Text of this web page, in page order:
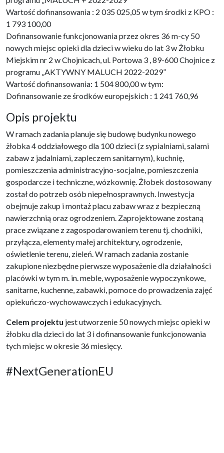
Wartość dofinansowania : 2 035 025,05 w tym środki z KPO :
1 793 100,00
Dofinansowanie funkcjonowania przez okres 36 m-cy 50
nowych miejsc opieki dla dzieci w wieku do lat 3 w Żłobku
Miejskim nr 2 w Chojnicach, ul. Portowa 3 , 89-600 Chojnice z
programu „AKTYWNY MALUCH 2022-2029”
Wartość dofinansowania: 1 504 800,00 w tym:
Dofinansowanie ze środków europejskich : 1 241 760,96
Opis projektu
W ramach zadania planuje się budowę budynku nowego
żłobka 4 oddziałowego dla 100 dzieci (z sypialniami, salami
zabaw z jadalniami, zapleczem sanitarnym), kuchnię,
pomieszczenia administracyjno-socjalne, pomieszczenia
gospodarcze i techniczne, wózkownię. Żłobek dostosowany
został do potrzeb osób niepełnosprawnych. Inwestycja
obejmuje zakup i montaż placu zabaw wraz z bezpieczną
nawierzchnią oraz ogrodzeniem. Zaprojektowane zostaną
prace związane z zagospodarowaniem terenu tj. chodniki,
przyłącza, elementy małej architektury, ogrodzenie,
oświetlenie terenu, zieleń. W ramach zadania zostanie
zakupione niezbędne pierwsze wyposażenie dla działalności
placówki w tym m. in. meble, wyposażenie wypoczynkowe,
sanitarne, kuchenne, zabawki, pomoce do prowadzenia zajęć
opiekuńczo-wychowawczych i edukacyjnych.
Celem projektu jest utworzenie 50 nowych miejsc opieki w
żłobku dla dzieci do lat 3 i dofinansowanie funkcjonowania
tych miejsc w okresie 36 miesięcy.
#NextGenerationEU